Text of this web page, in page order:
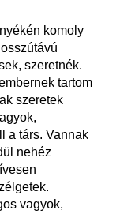
komoly
szeretnék.
tartom
szeretek
a társ. Vannak
nehéz
vagyok,